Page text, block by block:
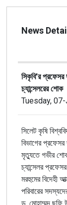
News
সিকৃবি'র প্রফেসর
চ্যান্সেলরের শোক
Tuesday,
সিলেট কৃষি
বিভাগের প্রফেসর
মৃত্যুতে গভীর
চ্যান্সেলর প্রফেসর
মরহুমের বিদেহী
পরিবারের